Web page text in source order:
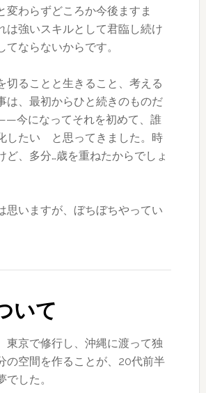
変わらずどころか今後ますま
は強いスキルとして君臨し続け
てならないからです。
切ることと生きること、考える
は、最初からひと続きのものだ
今になってそれを初めて、誰
したい と思ってきました。時
ど、多分…歳を重ねたからでしょ
思いますが、ぼちぼちやってい
いて
東京で修行し、沖縄に渡って独
の空間を作ることが、20代前半
した。